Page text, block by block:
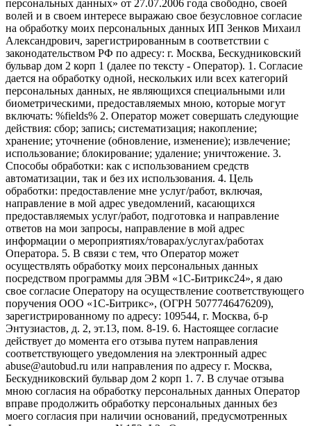
персональных данных» от 27.07.2006 года свободно, своей
волей и в своем интересе выражаю свое безусловное согласие
на обработку моих персональных данных ИП Зенков Михаил
Александрович, зарегистрированным в соответствии с
законодательством РФ по адресу: г. Москва, Бескудниковский
бульвар дом 2 корп 1 (далее по тексту - Оператор). 1. Согласие
дается на обработку одной, нескольких или всех категорий
персональных данных, не являющихся специальными или
биометрическими, предоставляемых мною, которые могут
включать: %fields% 2. Оператор может совершать следующие
действия: сбор; запись; систематизация; накопление;
хранение; уточнение (обновление, изменение); извлечение;
использование; блокирование; удаление; уничтожение. 3.
Способы обработки: как с использованием средств
автоматизации, так и без их использования. 4. Цель
обработки: предоставление мне услуг/работ, включая,
направление в мой адрес уведомлений, касающихся
предоставляемых услуг/работ, подготовка и направление
ответов на мои запросы, направление в мой адрес
информации о мероприятиях/товарах/услугах/работах
Оператора. 5. В связи с тем, что Оператор может
осуществлять обработку моих персональных данных
посредством программы для ЭВМ «1С-Битрикс24», я даю
свое согласие Оператору на осуществление соответствующего
поручения ООО «1С-Битрикс», (ОГРН 5077746476209),
зарегистрированному по адресу: 109544, г. Москва, б-р
Энтузиастов, д. 2, эт.13, пом. 8-19. 6. Настоящее согласие
действует до момента его отзыва путем направления
соответствующего уведомления на электронный адрес
abuse@autobud.ru или направления по адресу г. Москва,
Бескудниковский бульвар дом 2 корп 1. 7. В случае отзыва
мною согласия на обработку персональных данных Оператор
вправе продолжить обработку персональных данных без
моего согласия при наличии оснований, предусмотренных